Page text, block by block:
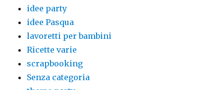
idee party
idee Pasqua
lavoretti per bambini
Ricette varie
scrapbooking
Senza categoria